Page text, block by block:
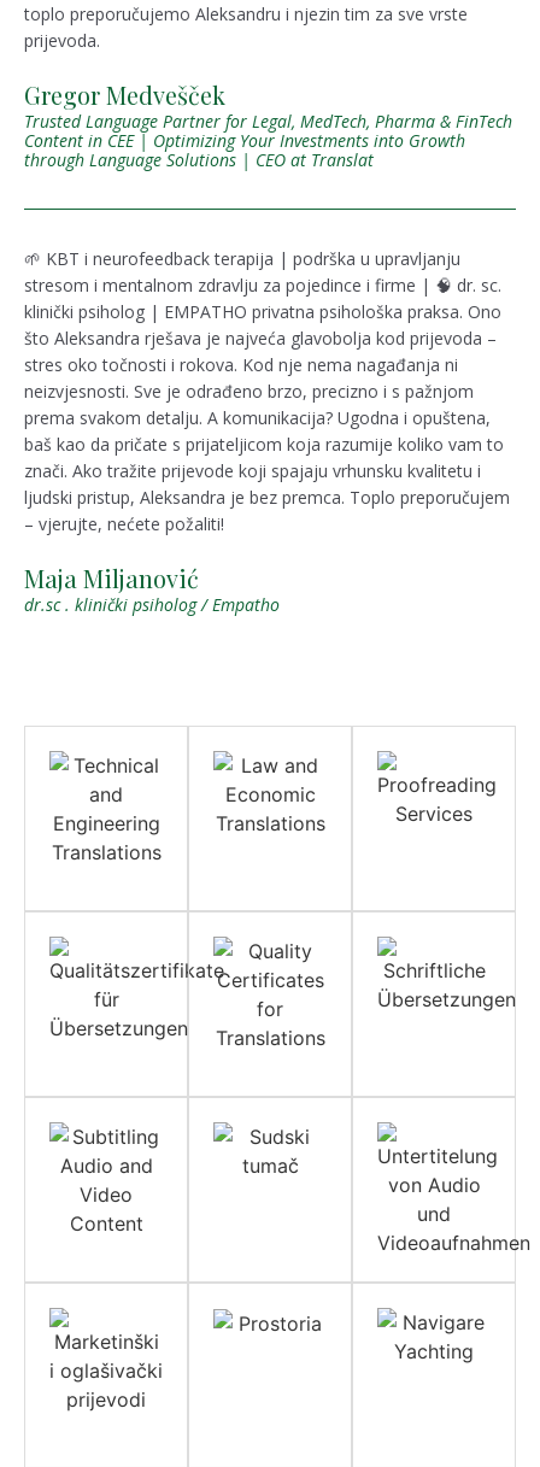
toplo preporučujemo Aleksandru i njezin tim za sve vrste
prijevoda.
Gregor Medvešček
Trusted Language Partner for Legal, MedTech, Pharma & FinTech
Content in CEE | Optimizing Your Investments into Growth
through Language Solutions | CEO at Translat
🌱 KBT i neurofeedback terapija | podrška u upravljanju
stresom i mentalnom zdravlju za pojedince i firme | 🧠 dr. sc.
klinički psiholog | EMPATHO privatna psihološka praksa. Ono
što Aleksandra rješava je najveća glavobolja kod prijevoda –
stres oko točnosti i rokova. Kod nje nema nagađanja ni
neizvjesnosti. Sve je odrađeno brzo, precizno i s pažnjom
prema svakom detalju. A komunikacija? Ugodna i opuštena,
baš kao da pričate s prijateljicom koja razumije koliko vam to
znači. Ako tražite prijevode koji spajaju vrhunsku kvalitetu i
ljudski pristup, Aleksandra je bez premca. Toplo preporučujem
– vjerujte, nećete požaliti!
Maja Miljanović
dr.sc . klinički psiholog / Empatho